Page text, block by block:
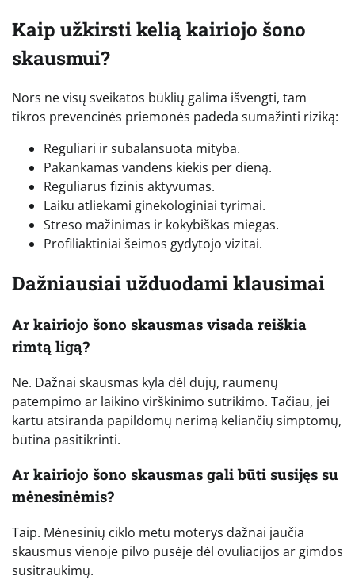
Kaip užkirsti kelią kairiojo šono
skausmui?
Nors ne visų sveikatos būklių galima išvengti, tam
tikros prevencinės priemonės padeda sumažinti riziką:
Reguliari ir subalansuota mityba.
Pakankamas vandens kiekis per dieną.
Reguliarus fizinis aktyvumas.
Laiku atliekami ginekologiniai tyrimai.
Streso mažinimas ir kokybiškas miegas.
Profiliaktiniai šeimos gydytojo vizitai.
Dažniausiai užduodami klausimai
Ar kairiojo šono skausmas visada reiškia
rimtą ligą?
Ne. Dažnai skausmas kyla dėl dujų, raumenų
patempimo ar laikino virškinimo sutrikimo. Tačiau, jei
kartu atsiranda papildomų nerimą keliančių simptomų,
būtina pasitikrinti.
Ar kairiojo šono skausmas gali būti susijęs su
mėnesinėmis?
Taip. Mėnesinių ciklo metu moterys dažnai jaučia
skausmus vienoje pilvo pusėje dėl ovuliacijos ar gimdos
susitraukimų.